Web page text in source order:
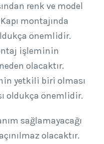
renk ve model
montajında
önemlidir.
işleminin
olacaktır.
yetkili biri olması
oldukça önemlidir.
sağlamayacağı
olacaktır.